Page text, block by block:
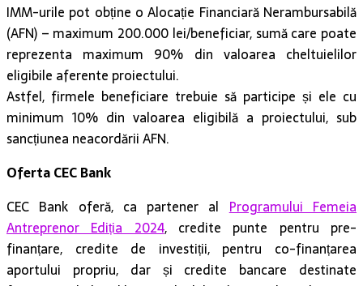
IMM-urile pot obține o Alocație Financiară Nerambursabilă
(AFN) – maximum 200.000 lei/beneficiar, sumă care poate
reprezenta maximum 90% din valoarea cheltuielilor
eligibile aferente proiectului.
Astfel, firmele beneficiare trebuie să participe și ele cu
minimum 10% din valoarea eligibilă a proiectului, sub
sancțiunea neacordării AFN.
Oferta CEC Bank
CEC Bank oferă, ca partener al Programului Femeia
Antreprenor Ediția 2024, credite punte pentru pre-
finanțare, credite de investiții, pentru co-finanțarea
aportului propriu, dar și credite bancare destinate